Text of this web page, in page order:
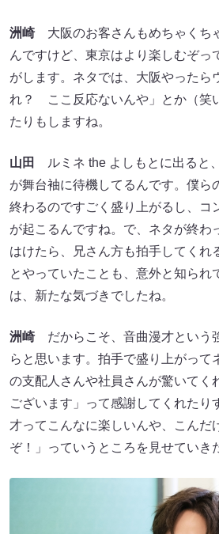
洲崎大阪のお客さんもめちゃくち
んですけど、東京はより楽しむぞっ
がします。ネタでは、大阪やったら
れ？ ここ反応ないんや」とか（笑
たりもしますね。
山田
ルミネ the よしもとに出ると
が舞台袖に待機してるんです。僕ら
終わるのですごく盛り上がるし、コ
が起こるんですね。で、ネタが終わ
はけたら、兄さん方も拍手してくれ
とやっていたことも、意外と知られ
は、新たな気づきでしたね。
洲崎だからこそ、音曲漫才という
らと思います。拍手で盛り上がって
の支配人さんや社員さんが驚いてく
ございます」って感謝してくれたり
才ってこんなに楽しいんや、こんだ
ぞ！」っていうところを見せていき